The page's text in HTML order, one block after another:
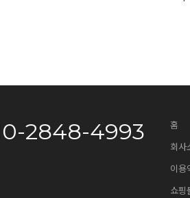
2848-4993
홈
회사
이용
쇼핑